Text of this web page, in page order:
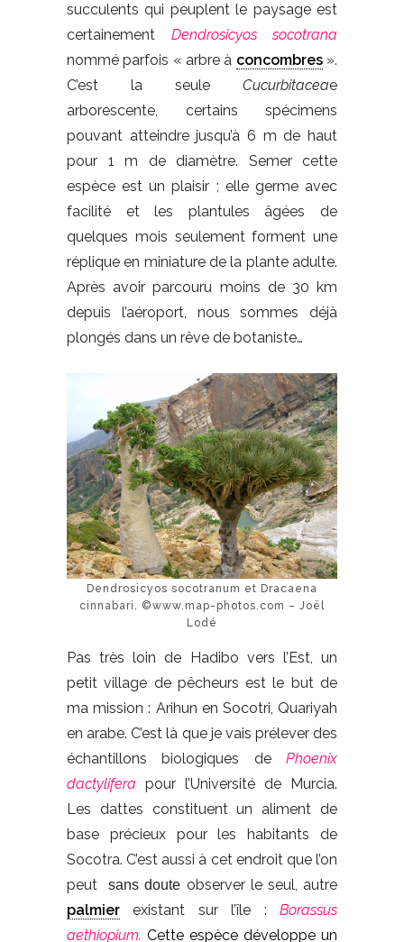
succulents qui peuplent le paysage est
certainement Dendrosicyossocotrana
nommé parfois « arbre à concombres».
C’est la seule Cucurbitaceae
arborescente, certains spécimens
pouvant atteindre jusqu’à 6 m de haut
pour 1 m de diamètre. Semer cette
espèce est un plaisir ; elle germe avec
facilité et les plantules âgées de
quelques mois seulement forment une
réplique en miniature de la plante adulte.
Après avoir parcouru moins de 30 km
depuis l’aéroport, nous sommes déjà
plongés dans un rêve de botaniste…
Dendrosicyos socotranum et Dracaena
cinnabari. ©www.map-photos.com – Joël
Lodé
Pas très loin de Hadibo vers l’Est, un
petit village de pêcheurs est le but de
ma mission : Arihun en Socotri, Quariyah
en arabe. C’est là que je vais prélever des
échantillons biologiques de Phoenix
dactylifera pour l’Université de Murcia.
Les dattes constituent un aliment de
base précieux pour les habitants de
Socotra. C’est aussi à cet endroit que l’on
peut
sans doute observer le seul, autre
palmier existant sur l’île : Borassus
aethiopium. Cette espèce développe un